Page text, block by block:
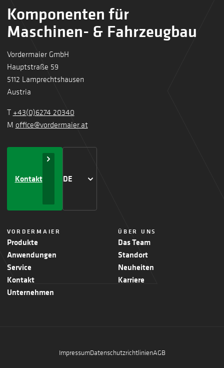
Komponenten für
Maschinen- & Fahrzeugbau
Vordermaier GmbH
Hauptstraße 59
5112 Lamprechtshausen
Austria
T +43(0)6274 20340
M office@vordermaier.at
Kontakt DE
VORDERMAIER
Produkte
Anwendungen
Service
Kontakt
Unternehmen
ÜBER UNS
Das Team
Standort
Neuheiten
Karriere
ImpressumDatenschutzrichtlinienAGB